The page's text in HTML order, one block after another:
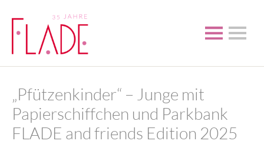
„Pfützenkinder“ – Junge mit
Papierschiffchen und Parkbank
FLADE and friends Edition 2025